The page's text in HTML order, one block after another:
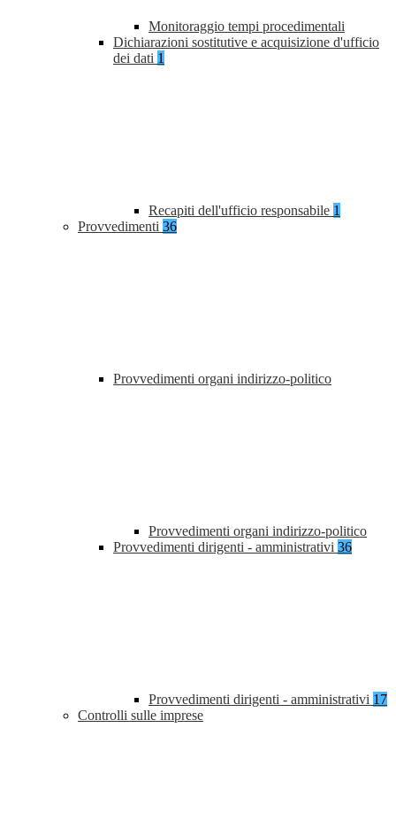
Monitoraggio tempi procedimentali
Dichiarazioni sostitutive e acquisizione d'ufficio
dei dati 1
Recapiti dell'ufficio responsabile 1
Provvedimenti 36
Provvedimenti organi indirizzo-politico
Provvedimenti organi indirizzo-politico
Provvedimenti dirigenti - amministrativi 36
Provvedimenti dirigenti - amministrativi 17
Controlli sulle imprese